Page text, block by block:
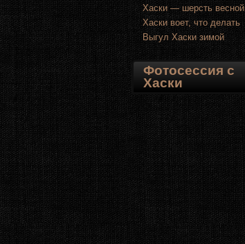
Хаски — шерсть весной
Хаски воет, что делать
Выгул Хаски зимой
Фотосессия с
Хаски